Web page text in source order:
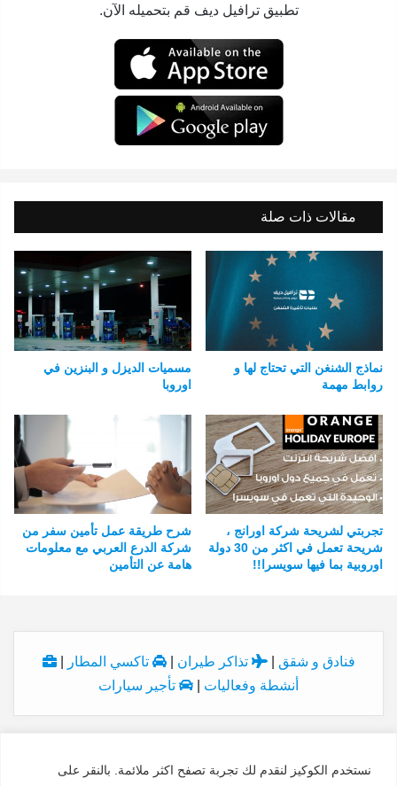
نستخدم الكوكيز لنقدم لك تجربة تصفح اكثر ملائمة. بالنقر على
تطبيق ترافيل ديف قم بتحميله الآن.
مقالات ذات صلة
مسميات الديزل و البنزين في
اوروبا
نماذج الشنغن التي تحتاج لها و
روابط مهمة
شرح طريقة عمل تأمين سفر من
شركة الدرع العربي مع معلومات
هامة عن التأمين
تجربتي لشريحة شركة اورانج ،
شريحة تعمل في اكثر من 30 دولة
اوروبية بما فيها سويسرا!!
فنادق و شقق | تذاكر طيران | تاكسي المطار
|
أنشطة وفعاليات
تأجير سيارات
© Copyright 2026, All Rights Reserved